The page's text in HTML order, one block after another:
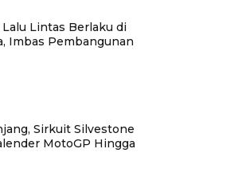
Lalu Lintas Berlaku di
Imbas Pembangunan
Sirkuit Silvestone
MotoGP Hingga